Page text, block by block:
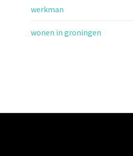
werkman
wonen in groningen